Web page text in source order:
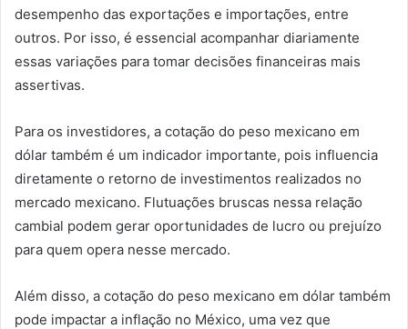
desempenho das exportações e importações, entre
outros. Por isso, é essencial acompanhar diariamente
essas variações para tomar decisões financeiras mais
assertivas.
Para os investidores, a cotação do peso mexicano em
dólar também é um indicador importante, pois influencia
diretamente o retorno de investimentos realizados no
mercado mexicano. Flutuações bruscas nessa relação
cambial podem gerar oportunidades de lucro ou prejuízo
para quem opera nesse mercado.
Além disso, a cotação do peso mexicano em dólar também
pode impactar a inflação no México, uma vez que